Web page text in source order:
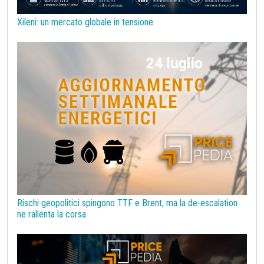
Tassi di Cambio Tecnopolimeri Tensioattivi
Termoplastiche di base
Zinco
covid19lab melamina
Xileni: un mercato globale in tensione
Rischi geopolitici spingono TTF e Brent, ma la de-escalation
ne rallenta la corsa